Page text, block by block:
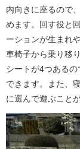
内向きに座るので
めます。回す役と
ーションが生まれ
車椅子から乗り移
シートが4つある
できます。また、
に選んで遊ぶこと